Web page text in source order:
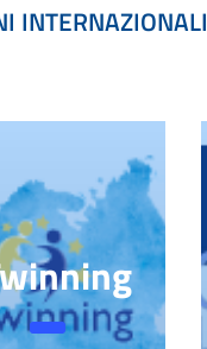
INTERNAZIONALI